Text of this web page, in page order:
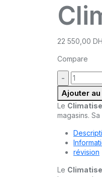
22 550,00 DH
Compare
quantité
:
Ajouter
Le
magasins. Sa
révision
Le